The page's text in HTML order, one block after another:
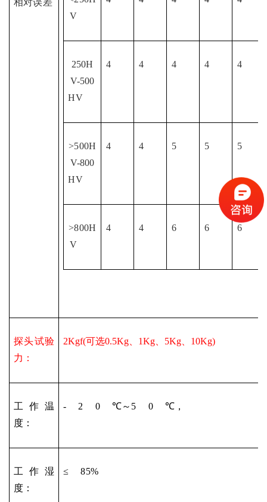
相对误差
V
250H
V-500
HV
4 4 4 4 4
>500H
V-800
HV
4 4 5 5 5
>800H
V
4 4 6 6 6
探头试验
力：
2Kgf(可选0.5Kg、1Kg、5Kg、10Kg)
工作温
度：
- 2 0 ℃～5 0 ℃，
工作湿
度：
≤ 85%